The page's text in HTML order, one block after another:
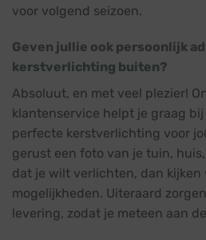
voor volgend seizoen.
Geven jullie ook persoonlijk
kerstverlichting buiten?
Absoluut, en met veel plezier!
klantenservice helpt je graag
perfecte kerstverlichting voor
gerust een foto van je tuin,
dat je wilt verlichten, dan kijken
mogelijkheden. Uiteraard
levering, zodat je meteen aan